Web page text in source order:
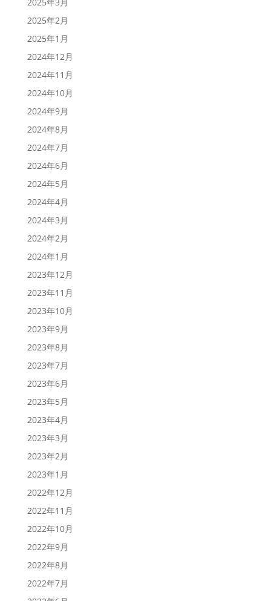
2025年2月
2025年1月
2024年12月
2024年11月
2024年10月
2024年9月
2024年8月
2024年7月
2024年6月
2024年5月
2024年4月
2024年3月
2024年2月
2024年1月
2023年12月
2023年11月
2023年10月
2023年9月
2023年8月
2023年7月
2023年6月
2023年5月
2023年4月
2023年3月
2023年2月
2023年1月
2022年12月
2022年11月
2022年10月
2022年9月
2022年8月
2022年7月